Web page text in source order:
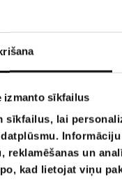
izmanto sīkfailus
sīkfailus, lai
reklamēšanas un
kad lietojat viņu
regulējams,
€ 119,90 €